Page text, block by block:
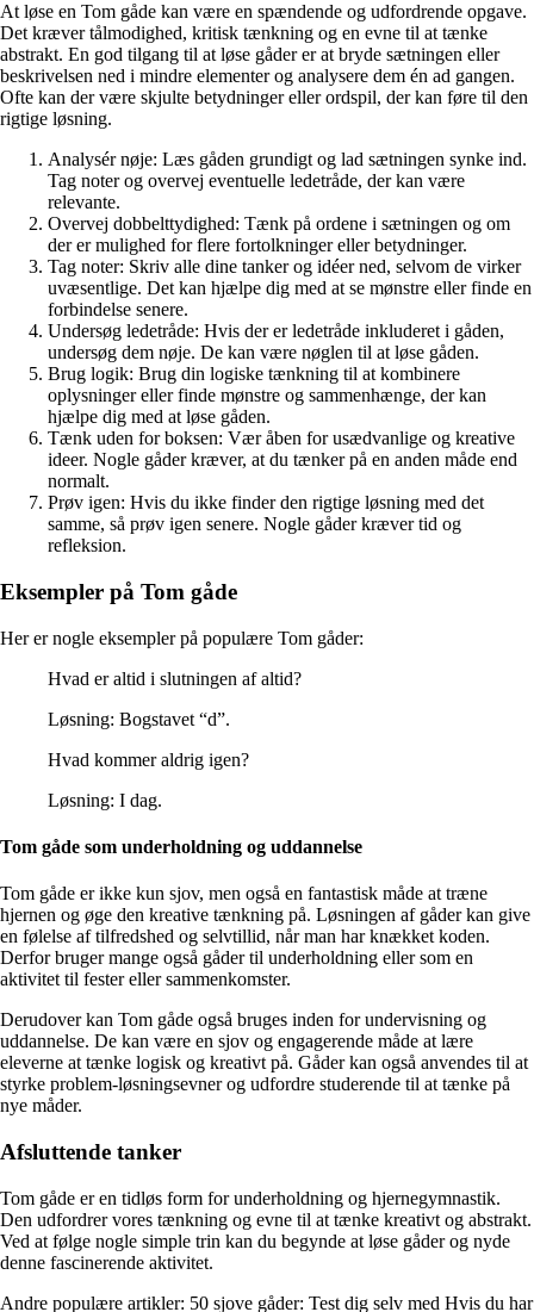
At løse en Tom gåde kan være en spændende og udfordrende opgave.
Det kræver tålmodighed, kritisk tænkning og en evne til at tænke
abstrakt. En god tilgang til at løse gåder er at bryde sætningen eller
beskrivelsen ned i mindre elementer og analysere dem én ad gangen.
Ofte kan der være skjulte betydninger eller ordspil, der kan føre til den
rigtige løsning.
Analysér nøje: Læs gåden grundigt og lad sætningen synke ind.
Tag noter og overvej eventuelle ledetråde, der kan være
relevante.
Overvej dobbelttydighed: Tænk på ordene i sætningen og om
der er mulighed for flere fortolkninger eller betydninger.
Tag noter: Skriv alle dine tanker og idéer ned, selvom de virker
uvæsentlige. Det kan hjælpe dig med at se mønstre eller finde en
forbindelse senere.
Undersøg ledetråde: Hvis der er ledetråde inkluderet i gåden,
undersøg dem nøje. De kan være nøglen til at løse gåden.
Brug logik: Brug din logiske tænkning til at kombinere
oplysninger eller finde mønstre og sammenhænge, der kan
hjælpe dig med at løse gåden.
Tænk uden for boksen: Vær åben for usædvanlige og kreative
ideer. Nogle gåder kræver, at du tænker på en anden måde end
normalt.
Prøv igen: Hvis du ikke finder den rigtige løsning med det
samme, så prøv igen senere. Nogle gåder kræver tid og
refleksion.
Eksempler på Tom gåde
Her er nogle eksempler på populære Tom gåder:
Hvad er altid i slutningen af altid?
Løsning: Bogstavet “d”.
Hvad kommer aldrig igen?
Løsning: I dag.
Tom gåde som underholdning og uddannelse
Tom gåde er ikke kun sjov, men også en fantastisk måde at træne
hjernen og øge den kreative tænkning på. Løsningen af gåder kan give
en følelse af tilfredshed og selvtillid, når man har knækket koden.
Derfor bruger mange også gåder til underholdning eller som en
aktivitet til fester eller sammenkomster.
Derudover kan Tom gåde også bruges inden for undervisning og
uddannelse. De kan være en sjov og engagerende måde at lære
eleverne at tænke logisk og kreativt på. Gåder kan også anvendes til at
styrke problem-løsningsevner og udfordre studerende til at tænke på
nye måder.
Afsluttende tanker
Tom gåde er en tidløs form for underholdning og hjernegymnastik.
Den udfordrer vores tænkning og evne til at tænke kreativt og abstrakt.
Ved at følge nogle simple trin kan du begynde at løse gåder og nyde
denne fascinerende aktivitet.
Andre populære artikler: 50 sjove gåder: Test dig selv med Hvis du har